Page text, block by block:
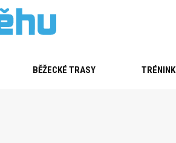
BĚŽECKÉ TRASY TRÉNINK